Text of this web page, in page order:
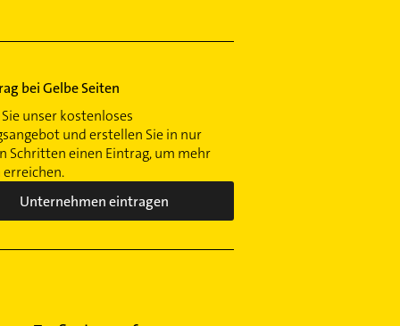
bei Gelbe Seiten
unser kostenloses
und erstellen Sie in nur
Schritten einen Eintrag, um mehr
erreichen.
Unternehmen eintragen